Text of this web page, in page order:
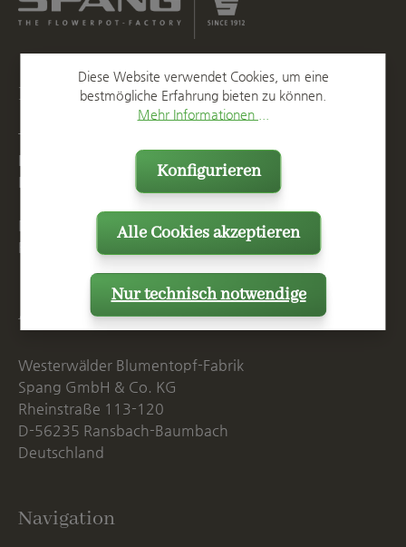
Kontakt
T
F
+49 2623 887 149
E
Mo. - Do. 07:15 - 16:00 Uhr
Fr. bis 14:00 Uhr
Anschrift
Westerwälder Blumentopf-Fabrik
Spang GmbH & Co. KG
Rheinstraße 113-120
D-56235 Ransbach-Baumbach
Deutschland
Navigation
Diese Website verwendet Cookies, um eine
bestmögliche Erfahrung bieten zu können.
Mehr Informationen ...
Nur technisch notwendige
Konfigurieren
Alle Cookies akzeptieren